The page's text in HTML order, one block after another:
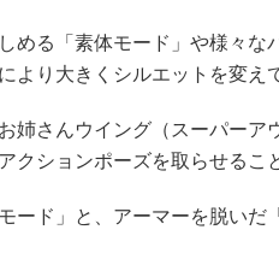
める「素体モード」や様々な
より大きくシルエットを変え
姉さんウイング（スーパーア
クションポーズを取らせるこ
ード」と、アーマーを脱いだ